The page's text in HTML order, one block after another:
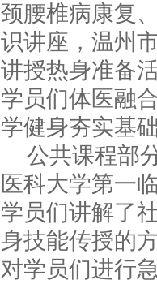
颈腰椎病康复
识讲座，温州
讲授热身准备
学员们体医融
学健身夯实基
公共课程部
医科大学第一
学员们讲解了
身技能传授的
对学员们进行